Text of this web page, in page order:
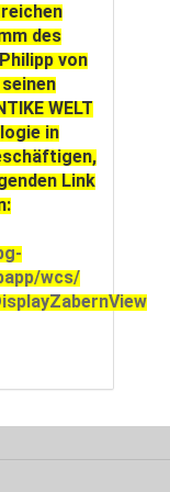
des
von
WELT
in
Link
wcs/